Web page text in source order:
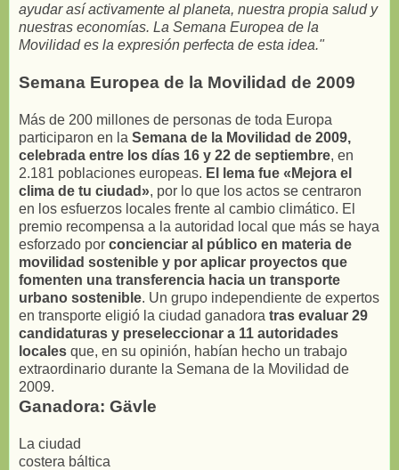
ayudar así activamente al planeta, nuestra propia salud y
nuestras economías. La Semana Europea de la
Movilidad es la expresión perfecta de esta idea."
Semana Europea de la Movilidad de 2009
Más de 200 millones de personas de toda Europa
participaron en la Semana de la Movilidad de 2009,
celebrada entre los días 16 y 22 de septiembre, en
2.181 poblaciones europeas. El lema fue «Mejora el
clima de tu ciudad», por lo que los actos se centraron
en los esfuerzos locales frente al cambio climático. El
premio recompensa a la autoridad local que más se haya
esforzado por concienciar al público en materia de
movilidad sostenible y por aplicar proyectos que
fomenten una transferencia hacia un transporte
urbano sostenible. Un grupo independiente de expertos
en transporte eligió la ciudad ganadora tras evaluar 29
candidaturas y preseleccionar a 11 autoridades
locales que, en su opinión, habían hecho un trabajo
extraordinario durante la Semana de la Movilidad de
2009.
Ganadora: Gävle
La ciudad
costera báltica